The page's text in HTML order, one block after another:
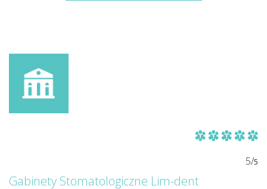
5/5
Gabinety Stomatologiczne Lim-dent